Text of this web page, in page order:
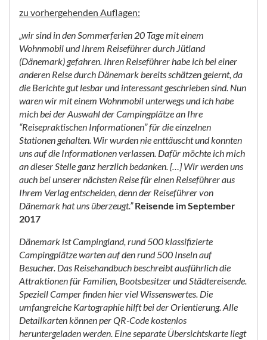
zu vorhergehenden Auflagen:
„wir sind in den Sommerferien 20 Tage mit einem
Wohnmobil und Ihrem Reiseführer durch Jütland
(Dänemark) gefahren. Ihren Reiseführer habe ich bei einer
anderen Reise durch Dänemark bereits schätzen gelernt, da
die Berichte gut lesbar und interessant geschrieben sind. Nun
waren wir mit einem Wohnmobil unterwegs und ich habe
mich bei der Auswahl der Campingplätze an Ihre
“Reisepraktischen Informationen” für die einzelnen
Stationen gehalten. Wir wurden nie enttäuscht und konnten
uns auf die Informationen verlassen. Dafür möchte ich mich
an dieser Stelle ganz herzlich bedanken. […] Wir werden uns
auch bei unserer nächsten Reise für einen Reiseführer aus
Ihrem Verlag entscheiden, denn der Reiseführer von
Dänemark hat uns überzeugt.” Reisende im September
2017
Dänemark ist Campingland, rund 500 klassifizierte
Campingplätze warten auf den rund 500 Inseln auf
Besucher. Das Reisehandbuch beschreibt ausführlich die
Attraktionen für Familien, Bootsbesitzer und Städtereisende.
Speziell Camper finden hier viel Wissenswertes. Die
umfangreiche Kartographie hilft bei der Orientierung. Alle
Detailkarten können per QR-Code kostenlos
heruntergeladen werden. Eine separate Übersichtskarte liegt